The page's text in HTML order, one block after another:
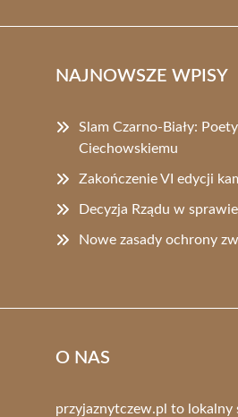
NAJNOWSZE WPISY
Slam Czarno-Biały:
Ciechowskiemu
Zakończenie VI edycji
Decyzja Rządu w
Nowe zasady ochrony
O NAS
przyjaznytczew.pl to